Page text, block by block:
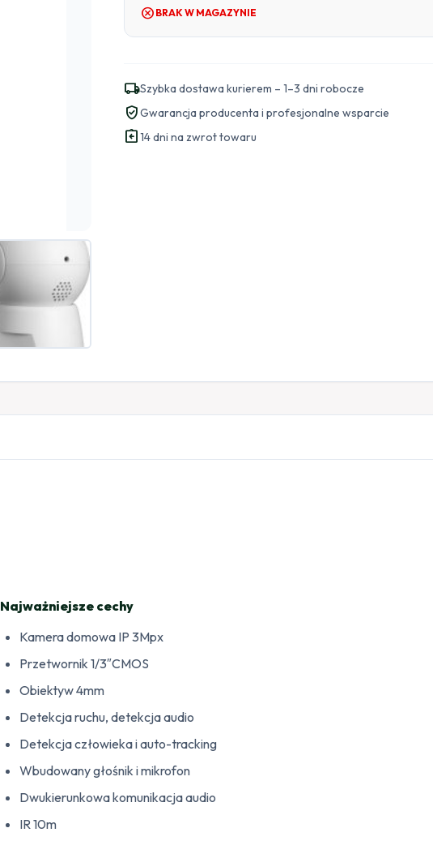
cancel BRAK W MAGAZYNIE
local_shippingSzybka dostawa kurierem – 1–3 dni robocze
verified_userGwarancja producenta i profesjonalne wsparcie
assignment_return14 dni na zwrot towaru
Najważniejsze cechy
Kamera domowa IP 3Mpx
Przetwornik 1/3″CMOS
Obiektyw 4mm
Detekcja ruchu, detekcja audio
Detekcja człowieka i auto-tracking
Wbudowany głośnik i mikrofon
Dwukierunkowa komunikacja audio
IR 10m